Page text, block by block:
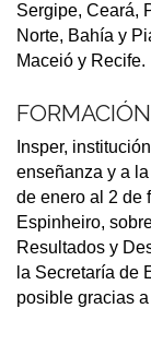
Sergipe, Ceará,
Norte, Bahía y
Maceió y Recife.
Insper,
enseñanza y a
de enero al 2 de
Espinheiro,
Resultados y
la Secretaría de
posible gracias